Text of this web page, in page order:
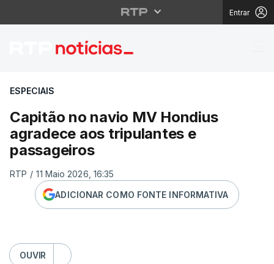
Entrar
Capitão no navio MV
ESPECIAIS
Capitão no navio MV Hondius
agradece aos tripulantes e
passageiros
RTP / 11 Maio 2026, 16:35
ADICIONAR COMO FONTE INFORMATIVA
OUVIR